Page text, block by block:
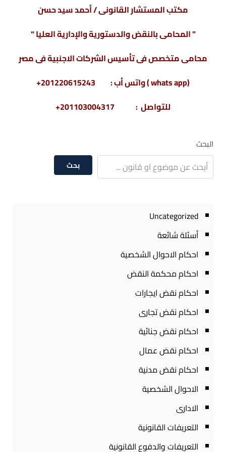
مكتب المستشار القانونى / أحمد سيد حسن
” المحامى بالنقض والدستورية والإدارية العليا “
محامى متخصص فى تأسيس الشركات الاجنبية فى مصر
(whats app ) واتس أب : 201220615243+
للتواصل : 201103004317+
البحث
بحث
Uncategorized
أسئلة شائعة
احكام الاحوال الشخصية
احكام محكمة النقض
احكام نقض ايجارات
احكام نقض تجارى
احكام نقض جنائية
احكام نقض عمال
احكام نقض مدنية
الاحوال الشخصية
الادارى
التعريفات القانونية
التعريفات والدفوع القانونية